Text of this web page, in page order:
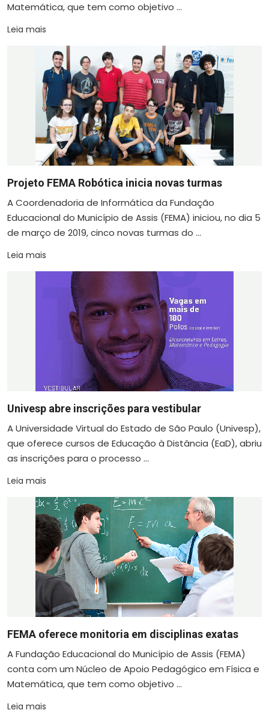
Matemática, que tem como objetivo ...
Leia mais
Projeto FEMA Robótica inicia novas turmas
A Coordenadoria de Informática da Fundação
Educacional do Município de Assis (FEMA) iniciou, no dia 5
de março de 2019, cinco novas turmas do ...
Leia mais
Univesp abre inscrições para vestibular
A Universidade Virtual do Estado de São Paulo (Univesp),
que oferece cursos de Educação à Distância (EaD), abriu
as inscrições para o processo ...
Leia mais
FEMA oferece monitoria em disciplinas exatas
A Fundação Educacional do Município de Assis (FEMA)
conta com um Núcleo de Apoio Pedagógico em Física e
Matemática, que tem como objetivo ...
Leia mais